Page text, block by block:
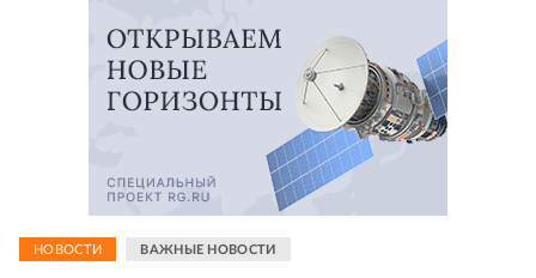
НОВОСТИ ВАЖНЫЕ НОВОСТИ